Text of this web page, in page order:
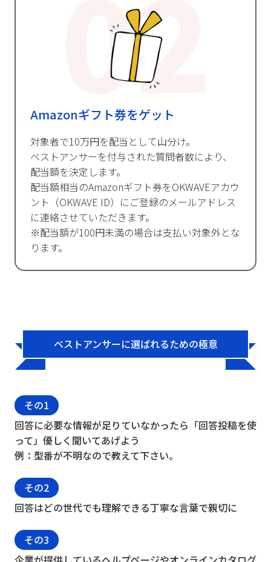
Amazonギフト券をゲット
対象者で10万円を配当として山分け。
ベストアンサーを付与された質問者数により、
配当額を決定します。
配当額相当のAmazonギフト券をOKWAVEアカウ
ント（OKWAVE ID）にご登録のメールアドレス
に連絡させていただきます。
※配当額が100円未満の場合は支払い対象外とな
ります。
ベストアンサーに選ばれるための極意
その1
回答に必要な情報が足りていなかったら「回答投稿を使
って」優しく聞いてあげよう
例：型番が不明なので教えて下さい。
その2
回答はどの世代でも理解できる丁寧な言葉で親切に
その3